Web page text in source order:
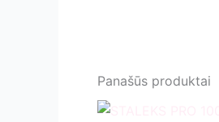
Panašūs produktai